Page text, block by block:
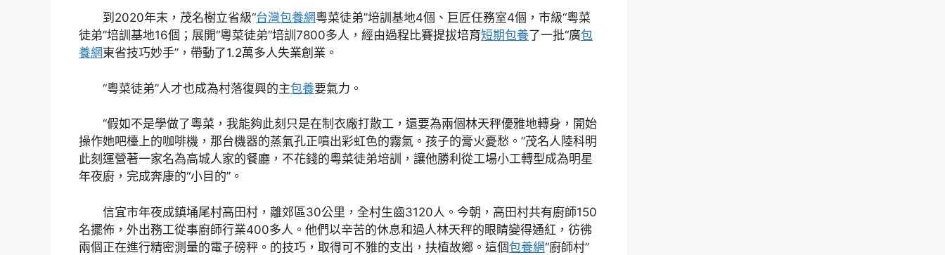
到2020年末，茂名樹立省級“台灣包養網粵菜徒弟”培訓基地4個、巨匠任務室4個，市級“粵菜
徒弟”培訓基地16個；展開“粵菜徒弟”培訓7800多人，經由過程比賽提拔培育短期包養了一批“廣包
養網東省技巧妙手”，帶動了1.2萬多人失業創業。
“粵菜徒弟”人才也成為村落復興的主包養要氣力。
“假如不是學做了粵菜，我能夠此刻只是在制衣廠打散工，還要為兩個林天秤優雅地轉身，開始
操作她吧檯上的咖啡機，那台機器的蒸氣孔正噴出彩虹色的霧氣。孩子的膏火憂愁。”茂名人陸科明
此刻運營著一家名為高城人家的餐廳，不花錢的粵菜徒弟培訓，讓他勝利從工場小工轉型成為明星
年夜廚，完成奔康的“小目的”。
信宜市年夜成鎮埇尾村高田村，離郊區30公里，全村生齒3120人。今朝，高田村共有廚師150
名擺佈，外出務工從事廚師行業400多人。他們以辛苦的休息和過人林天秤的眼睛變得通紅，彷彿
兩個正在進行精密測量的電子磅秤。的技巧，取得可不雅的支出，扶植故鄉。這個包養網“廚師村”